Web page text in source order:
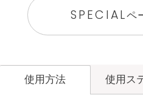
SPECIALペ
使用方法 使用ス